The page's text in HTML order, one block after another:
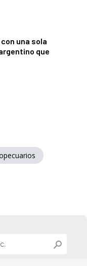
una sola
que